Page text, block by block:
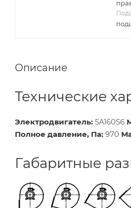
Описание
Технические
Электродвигатель: 5А160S6
Полное давление, Па: 970
Габаритные